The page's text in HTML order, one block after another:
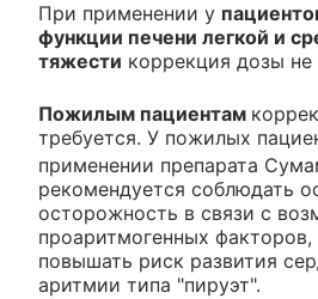
При применении у
функции печени легкой и
тяжести коррекция дозы не
Пожилым пациентам
требуется. У пожилых
применении препарата
рекомендуется соблюдать
осторожность в связи с
проаритмогенных
повышать риск развития
аритмии типа "пируэт".